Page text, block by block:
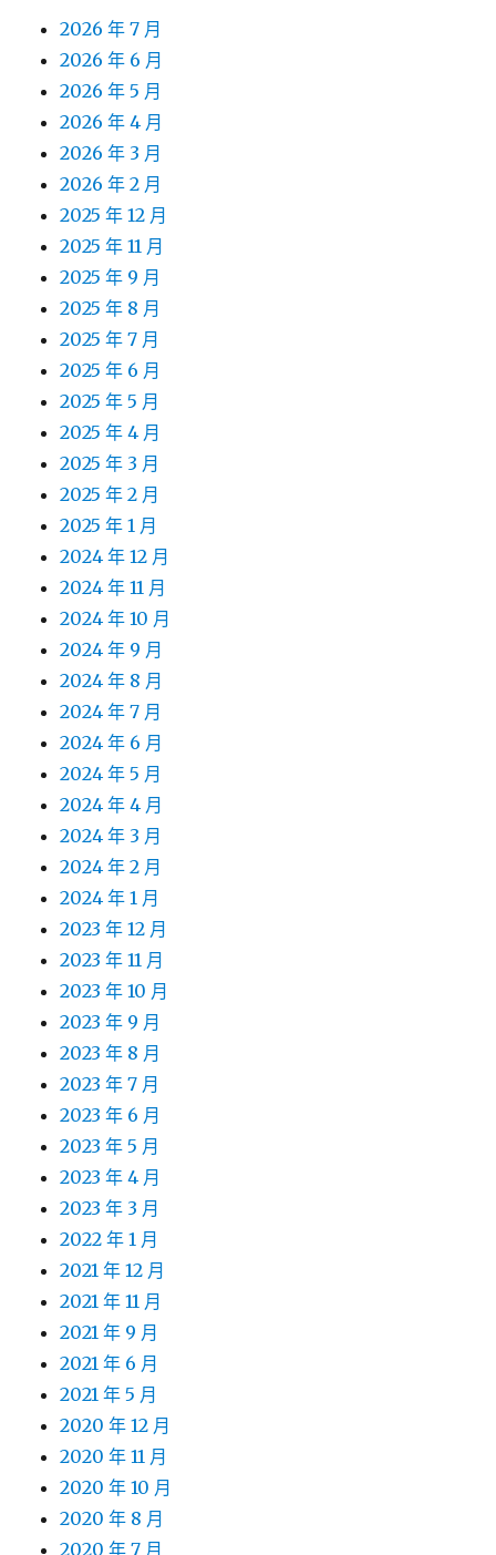
2026 年 7 月
2026 年 6 月
2026 年 5 月
2026 年 4 月
2026 年 3 月
2026 年 2 月
2025 年 12 月
2025 年 11 月
2025 年 9 月
2025 年 8 月
2025 年 7 月
2025 年 6 月
2025 年 5 月
2025 年 4 月
2025 年 3 月
2025 年 2 月
2025 年 1 月
2024 年 12 月
2024 年 11 月
2024 年 10 月
2024 年 9 月
2024 年 8 月
2024 年 7 月
2024 年 6 月
2024 年 5 月
2024 年 4 月
2024 年 3 月
2024 年 2 月
2024 年 1 月
2023 年 12 月
2023 年 11 月
2023 年 10 月
2023 年 9 月
2023 年 8 月
2023 年 7 月
2023 年 6 月
2023 年 5 月
2023 年 4 月
2023 年 3 月
2022 年 1 月
2021 年 12 月
2021 年 11 月
2021 年 9 月
2021 年 6 月
2021 年 5 月
2020 年 12 月
2020 年 11 月
2020 年 10 月
2020 年 8 月
2020 年 7 月